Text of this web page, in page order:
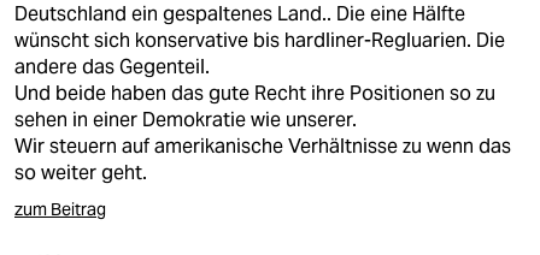
Deutschland ein gespaltenes Land.. Die eine Hälfte
wünscht sich konservative bis hardliner-Regluarien. Die
andere das Gegenteil.
Und beide haben das gute Recht ihre Positionen so zu
sehen in einer Demokratie wie unserer.
Wir steuern auf amerikanische Verhältnisse zu wenn das
so weiter geht.
zum Beitrag